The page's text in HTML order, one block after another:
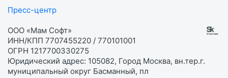
Пресс-центр
ООО «Мам Софт»
ИНН/КПП 7707455220 / 770101001
ОГРН 1217700330275
Юридический адрес: 105082, Город Москва, вн.тер.г.
муниципальный округ Басманный, пл